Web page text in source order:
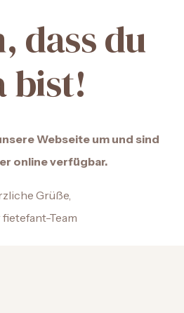
dass du
bist!
Webseite um und sind
online verfügbar.
Grüße,
fietefant-Team